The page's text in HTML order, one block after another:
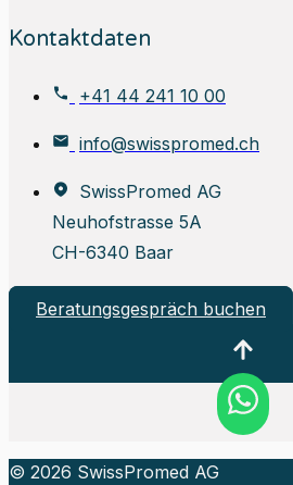
Kontaktdaten
+41 44 241 10 00
info@swisspromed.ch
SwissPromed AG
Neuhofstrasse 5A
CH-6340 Baar
Beratungsgespräch buchen
© 2026 SwissPromed AG